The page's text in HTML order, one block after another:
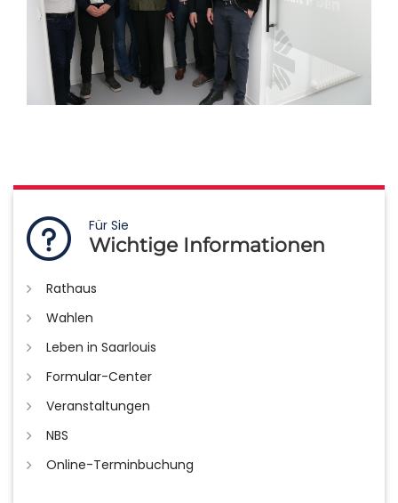
Für Sie
Wichtige Informationen
Rathaus
Wahlen
Leben in Saarlouis
Formular-Center
Veranstaltungen
NBS
Online-Terminbuchung